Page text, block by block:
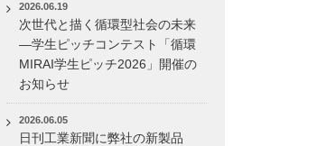
2026.06.19
次世代と描く循環型社会の未来
―学生ピッチコンテスト「循環
MIRAI学生ピッチ2026」開催の
お知らせ
2026.06.05
日刊工業新聞に弊社の新製品